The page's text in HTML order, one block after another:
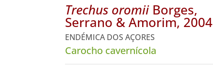
Trechus oromiiBorges,
Serrano & Amorim, 2004
ENDÉMICA DOS AÇORES
Carocho cavernícola